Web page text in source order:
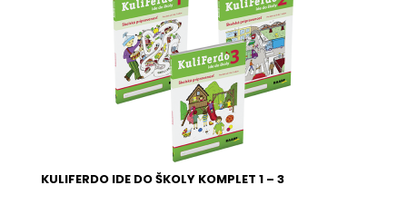
KULIFERDO IDE DO ŠKOLY KOMPLET 1 – 3